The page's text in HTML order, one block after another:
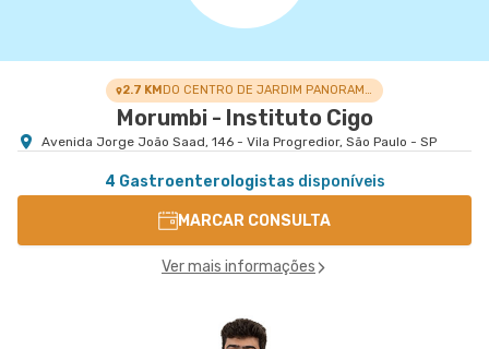
2.7 KM DO CENTRO DE JARDIM PANORAMA (ZONA SUL)
Morumbi - Instituto Cigo
Avenida Jorge João Saad, 146 - Vila Progredior, São Paulo - SP
4 Gastroenterologistas disponíveis
MARCAR CONSULTA
Ver mais informações